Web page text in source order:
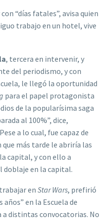
“días fatales”, avisa quien
trabajo en un hotel, vive
, tercera en intervenir, y
del periodismo, y con
le llegó la oportunidad
para el papel protagonista
de la popularísima saga
al 100%”, dice,
a lo cual, fue capaz de
más tarde le abriría las
capital, y con ello a
doblaje en la capital.
enStar Wars, prefirió
en la Escuela de
a distintas convocatorias. No